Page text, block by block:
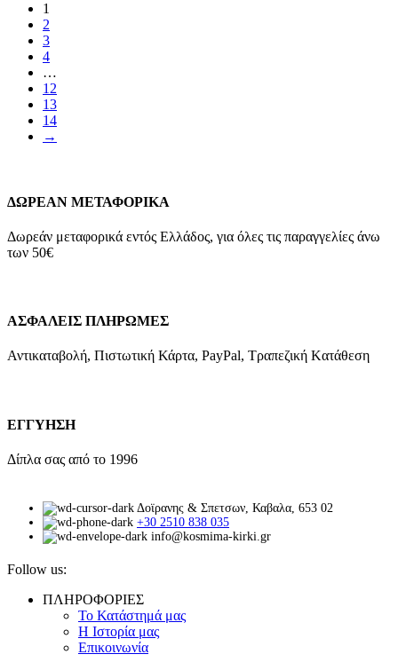
1
2
3
4
…
12
13
14
→
ΔΩΡΕΑΝ ΜΕΤΑΦΟΡΙΚΑ
Δωρεάν μεταφορικά εντός Ελλάδος, για όλες τις παραγγελίες άνω
των 50€
ΑΣΦΑΛΕΙΣ ΠΛΗΡΩΜΕΣ
Αντικαταβολή, Πιστωτική Κάρτα, PayPal, Τραπεζική Kατάθεση
ΕΓΓΥΗΣΗ
Δίπλα σας από το 1996
Δοϊρανης & Σπετσων, Καβαλα, 653 02
+30 2510 838 035
info@kosmima-kirki.gr
Follow us:
ΠΛΗΡΟΦΟΡΙΕΣ
Το Κατάστημά μας
Η Ιστορία μας
Επικοινωνία